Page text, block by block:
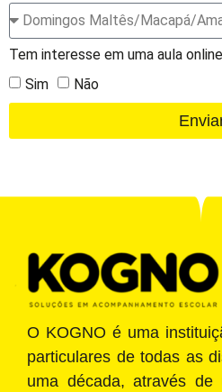
Tem interesse em uma aula
Sim
Não
O KOGNO é uma
particulares de todas as
uma década, através de